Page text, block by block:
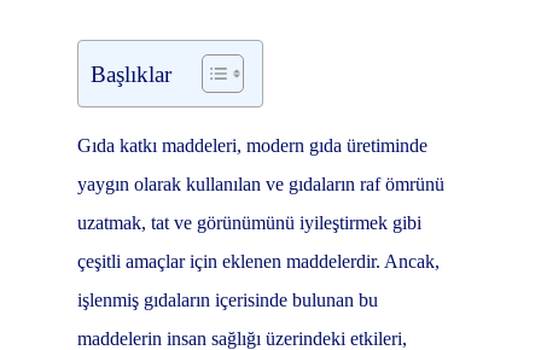
Başlıklar
Gıda katkı maddeleri, modern gıda üretiminde
yaygın olarak kullanılan ve gıdaların raf ömrünü
uzatmak, tat ve görünümünü iyileştirmek gibi
çeşitli amaçlar için eklenen maddelerdir. Ancak,
işlenmiş gıdaların içerisinde bulunan bu
maddelerin insan sağlığı üzerindeki etkileri,